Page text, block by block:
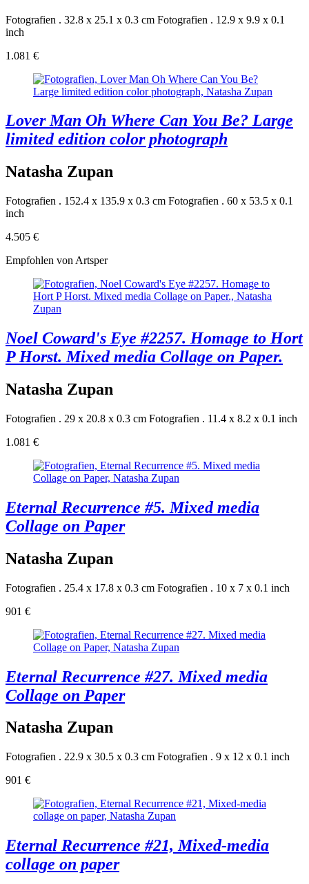
Fotografien . 32.8 x 25.1 x 0.3 cm Fotografien . 12.9 x 9.9 x 0.1
inch
1.081 €
Lover Man Oh Where Can You Be? Large
limited edition color photograph
Natasha Zupan
Fotografien . 152.4 x 135.9 x 0.3 cm Fotografien . 60 x 53.5 x 0.1
inch
4.505 €
Empfohlen von Artsper
Noel Coward's Eye #2257. Homage to Hort
P Horst. Mixed media Collage on Paper.
Natasha Zupan
Fotografien . 29 x 20.8 x 0.3 cm Fotografien . 11.4 x 8.2 x 0.1 inch
1.081 €
Eternal Recurrence #5. Mixed media
Collage on Paper
Natasha Zupan
Fotografien . 25.4 x 17.8 x 0.3 cm Fotografien . 10 x 7 x 0.1 inch
901 €
Eternal Recurrence #27. Mixed media
Collage on Paper
Natasha Zupan
Fotografien . 22.9 x 30.5 x 0.3 cm Fotografien . 9 x 12 x 0.1 inch
901 €
Eternal Recurrence #21, Mixed-media
collage on paper